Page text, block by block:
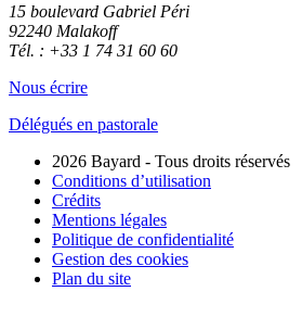
15 boulevard Gabriel Péri
92240 Malakoff
Tél. : +33 1 74 31 60 60
Nous écrire
Délégués en pastorale
2026 Bayard - Tous droits réservés
Conditions d’utilisation
Crédits
Mentions légales
Politique de confidentialité
Gestion des cookies
Plan du site